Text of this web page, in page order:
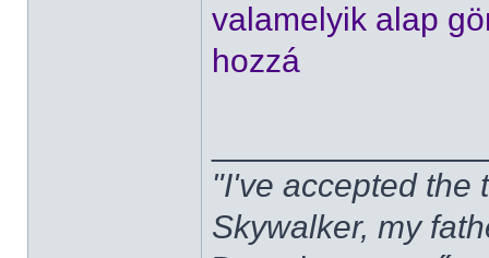
valamelyik alap
hozzá
"I've accepted the
Skywalker, my